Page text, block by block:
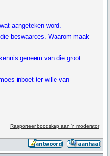
aangeteken word.
beswaardes. Waarom maak
geneem van die groot
inboet ter wille van
Rapporteer boodskap aan 'n moderator